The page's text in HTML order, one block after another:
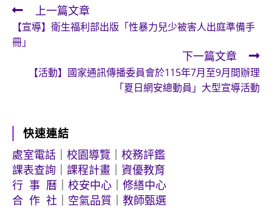
Read
more
articles
上一篇文章
【宣導】衛生福利部出版「性暴力兒少被害人出庭準備手
冊」
下一篇文章
【活動】國家通訊傳播委員會於115年7月至9月間辦理
「夏日網安總動員」大型宣導活動
快速連結
處室電話
校園導覽
校務評鑑
課表查詢
課程計畫
資優教育
行 事 曆
校安中心
修繕中心
合 作 社
空氣品質 教師甄選